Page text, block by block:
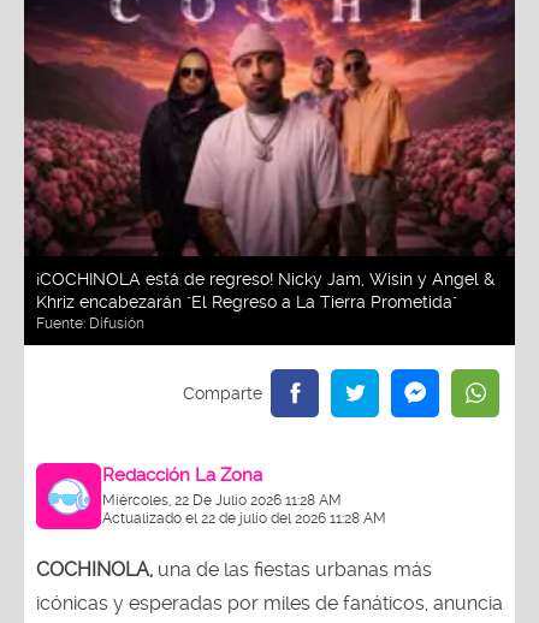
¡COCHINOLA está de regreso! Nicky Jam, Wisin y Angel &
Khriz encabezarán "El Regreso a La Tierra Prometida"
Fuente: Difusión
Redacción La Zona
Miércoles, 22 De Julio 2026 11:28 AM
Actualizado el 22 de julio del 2026 11:28 AM
COCHINOLA, una de las fiestas urbanas más
icónicas y esperadas por miles de fanáticos, anuncia